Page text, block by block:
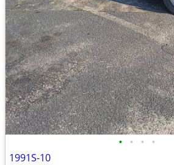
• • • •
1991S-10